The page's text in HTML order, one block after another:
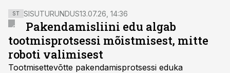
ST SISUTURUNDUS13.07.26, 14:36
Pakendamisliini edu algab
tootmisprotsessi mõistmisest, mitte
roboti valimisest
Tootmisettevõtte pakendamisprotsessi eduka